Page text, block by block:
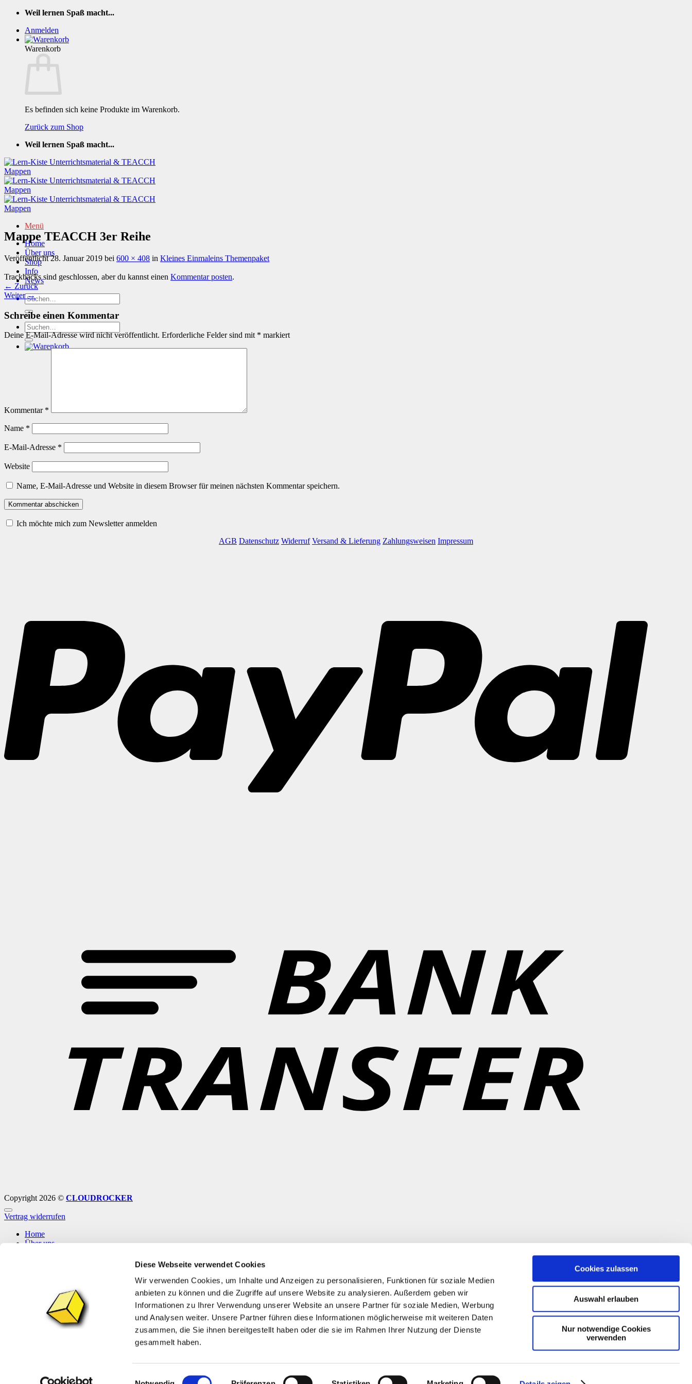
Diese Webseite verwendet Cookies
Wir verwenden Cookies, um Inhalte und Anzeigen zu personalisieren, Funktionen für soziale Medien
anbieten zu können und die Zugriffe auf unsere Website zu analysieren. Außerdem geben wir
Informationen zu Ihrer Verwendung unserer Website an unsere Partner für soziale Medien, Werbung
und Analysen weiter. Unsere Partner führen diese Informationen möglicherweise mit weiteren Daten
zusammen, die Sie ihnen bereitgestellt haben oder die sie im Rahmen Ihrer Nutzung der Dienste
gesammelt haben.
Einwilligungsauswahl
Cookies zulassen
Auswahl erlauben
Nur notwendige Cookies
verwenden
Zum
springen
Weil lernen Spaß macht...
Anmelden
Warenkorb
Es befinden sich keine Produkte im Warenkorb.
Zurück zum Shop
Weil lernen Spaß macht...
Menü
Home
Über uns
Shop
Info
News
Suchen
nach:
Suchen
nach:
Mappe TEACCH 3er Reihe
Veröffentlicht28. Januar 2019 bei 600 × 408 in Kleines Einmaleins Themenpaket
Trackbacks sind geschlossen, aber du kannst einen Kommentar posten.
← Zurück
Weiter→
Schreibe einen Kommentar
Deine E-Mail-Adresse wird nicht veröffentlicht. Erforderliche Felder sind mit * markiert
Kommentar *
Name *
E-Mail-Adresse *
Website
Name, E-Mail-Adresse und Website in diesem Browser für meinen nächsten Kommentar speichern.
Ich möchte mich zum Newsletter anmelden
AGB Datenschutz Widerruf Versand & Lieferung Zahlungsweisen Impressum
Copyright 2026 © CLOUDROCKER
Vertrag widerrufen
Home
Über uns
Anmelden
Erforderlich